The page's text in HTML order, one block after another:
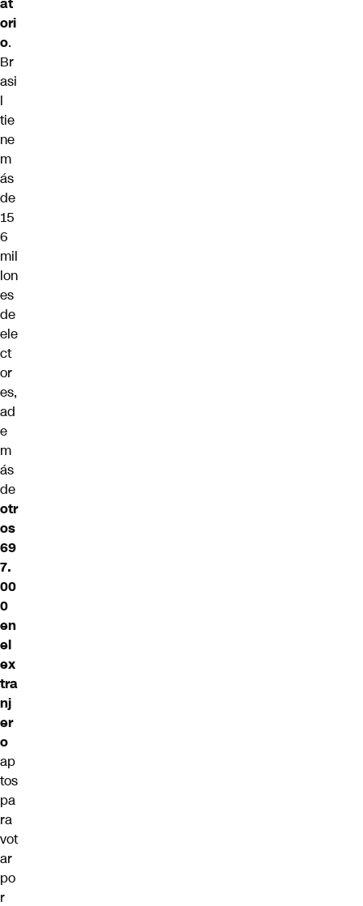
ori
o.
Br
asi
l
tie
ne
m
ás
de
15
6
mil
lon
es
de
ele
ct
or
es,
ad
e
m
ás
de
otr
os
69
7.
00
0
en
el
ex
tra
nj
er
o
ap
tos
pa
ra
vot
ar
po
r